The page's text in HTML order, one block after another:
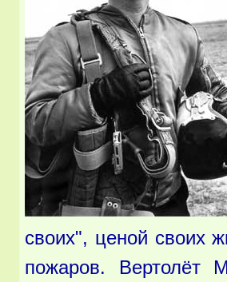
своих", ценой своих
пожаров. Вертолёт